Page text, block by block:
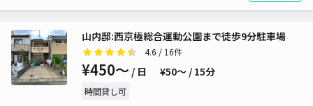
山内邸:西京極総合運動公園まで徒歩9分駐車場
4.6 / 16件
¥450〜 / 日 ¥50〜 / 15分
時間貸し可